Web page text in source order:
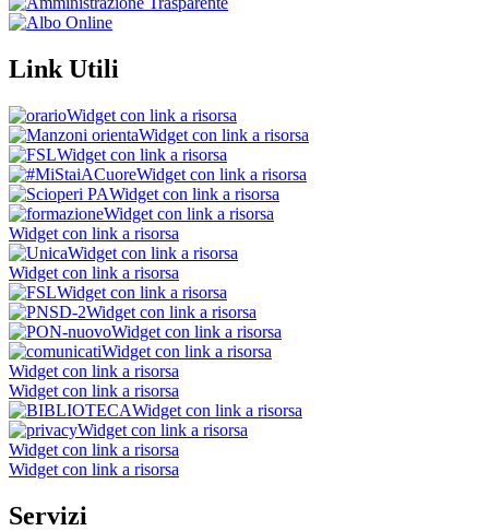
Link Utili
Widget con link a risorsa
Widget con link a risorsa
Widget con link a risorsa
Widget con link a risorsa
Widget con link a risorsa
Widget con link a risorsa
Widget con link a risorsa
Widget con link a risorsa
Widget con link a risorsa
Widget con link a risorsa
Widget con link a risorsa
Widget con link a risorsa
Widget con link a risorsa
Widget con link a risorsa
Widget con link a risorsa
Widget con link a risorsa
Widget con link a risorsa
Widget con link a risorsa
Widget con link a risorsa
Servizi